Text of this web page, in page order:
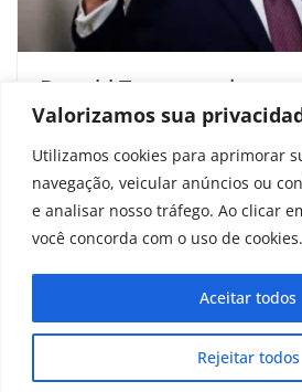
Valorizamos sua
Utilizamos cookies para aprimorar
navegação, veicular anúncios ou
e analisar nosso tráfego. Ao clicar
você concorda com o uso de cookies.
Rejeitar todos
Aceitar todos
Donald Trump envia uma
perturbadora à Noruega
Prêmio Nobel da Paz
janeiro 20, 2026
Copyright © 2025 - 2026